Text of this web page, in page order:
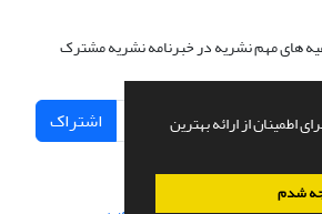
اطمینان از ارائه بهترین
شدم
های مهم نشریه در خبرنامه نشریه مشترک
اشتراک